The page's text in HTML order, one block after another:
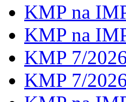
KMP na
KMP na
KMP 7/
KMP 7/